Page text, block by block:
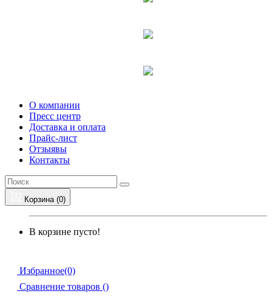
О компании
Пресс центр
Доставка и оплата
Прайс-лист
Отзыявы
Контакты
Корзина (0)
В корзине пусто!
Избранное(0)
Сравнение товаров ()